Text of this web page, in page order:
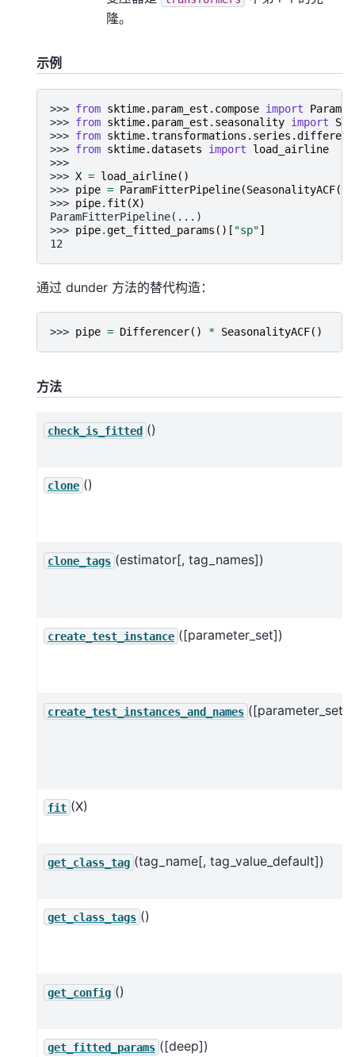
隆。
示例
>>> from sktime.param_est.compose import
>>> from sktime.param_est.seasonality import
>>> from
>>> from sktime.datasets import
load_airline
>>>
>>> X = load_airline()
>>> pipe = ParamFitterPipeline(SeasonalityACF(),
>>> pipe. fit (X)
ParamFitterPipeline(...)
>>> pipe.get_fitted_params ()[ "sp"]
12
通过 dunder 方法的替代构造：
>>> pipe = Differencer() * SeasonalityACF()
方法
check_is_fitted ()
clone ()
clone_tags (estimator[, tag_names])
create_test_instance ([parameter_set])
create_test_instances_and_names ([parameter_set])
fit (X)
get_class_tag (tag_name[, tag_value_default])
get_class_tags ()
get_config ()
get_fitted_params ([deep])